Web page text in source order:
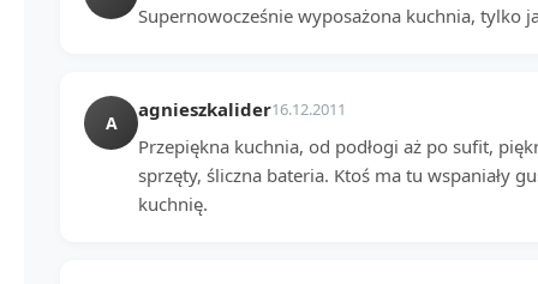
Supernowocześnie wyposażona kuchnia, tylko
A
agnieszkalider16.12.2011
Przepiękna kuchnia, od podłogi aż po sufit,
sprzęty, śliczna bateria. Ktoś ma tu wspaniały
kuchnię.